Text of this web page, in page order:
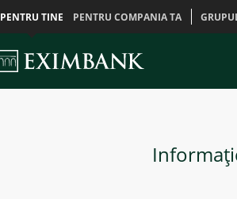
PENTRU TINE PENTRU COMPANIA TA